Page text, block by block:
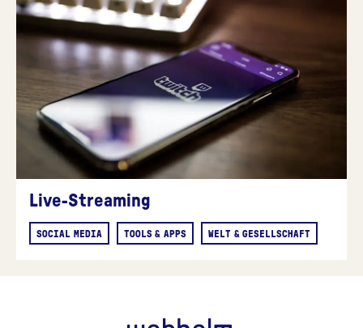
Live-Streaming
SOCIAL MEDIA TOOLS & APPS WELT & GESELLSCHAFT